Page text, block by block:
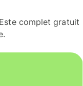
complet gratuit